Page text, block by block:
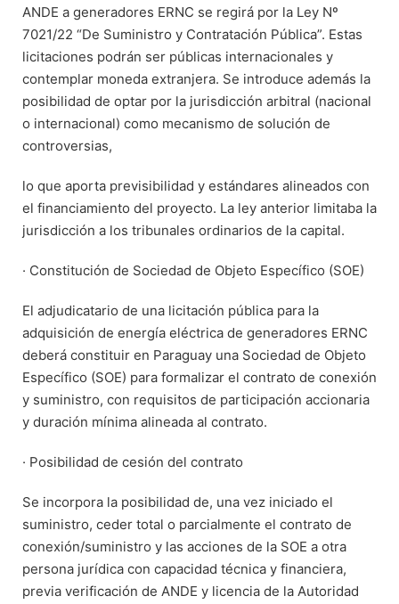
ANDE a generadores ERNC se regirá por la Ley Nº
7021/22 “De Suministro y Contratación Pública”. Estas
licitaciones podrán ser públicas internacionales y
contemplar moneda extranjera. Se introduce además la
posibilidad de optar por la jurisdicción arbitral (nacional
o internacional) como mecanismo de solución de
controversias,
lo que aporta previsibilidad y estándares alineados con
el financiamiento del proyecto. La ley anterior limitaba la
jurisdicción a los tribunales ordinarios de la capital.
· Constitución de Sociedad de Objeto Específico (SOE)
El adjudicatario de una licitación pública para la
adquisición de energía eléctrica de generadores ERNC
deberá constituir en Paraguay una Sociedad de Objeto
Específico (SOE) para formalizar el contrato de conexión
y suministro, con requisitos de participación accionaria
y duración mínima alineada al contrato.
· Posibilidad de cesión del contrato
Se incorpora la posibilidad de, una vez iniciado el
suministro, ceder total o parcialmente el contrato de
conexión/suministro y las acciones de la SOE a otra
persona jurídica con capacidad técnica y financiera,
previa verificación de ANDE y licencia de la Autoridad